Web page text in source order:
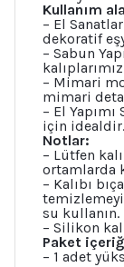
Kullanım
– El
dekoratif
– Sabun
– Mimari
mimari
– El
için idealdir.
Notlar:
– Lütfen
ortamlarda
– Kalıbı
su kullanın.
– Silikon
Paket
– 1 adet